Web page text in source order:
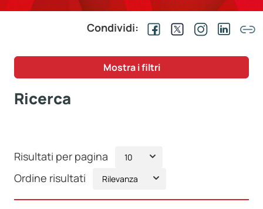
Condividi:
Mostra i filtri
Ricerca
Risultati per pagina
Ordine risultati